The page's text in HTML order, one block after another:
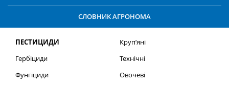
СЛОВНИК АГРОНОМА
ПЕСТИЦИДИ
Гербіциди
Фунгіциди
Круп’яні
Технічні
Овочеві